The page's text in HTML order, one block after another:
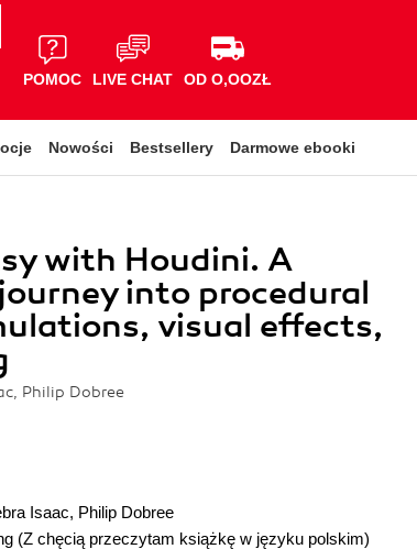
POMOC LIVE CHAT OD O,OOZŁ
Nowości Bestsellery Darmowe ebooki
with Houdini. A
into procedural
visual effects,
Philip Dobree
Isaac, Philip Dobree
(Z chęcią przeczytam książkę w języku polskim)